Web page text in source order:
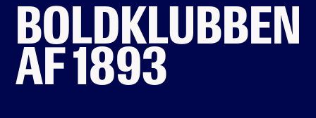
BOLDKLUBBEN
AF 1893